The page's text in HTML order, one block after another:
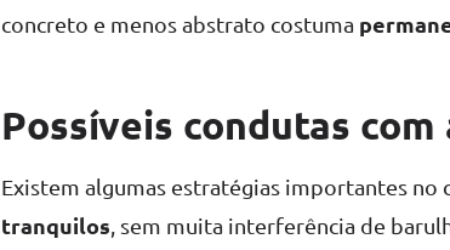
concreto e menos abstrato costuma
Possíveis condutas com
Existem algumas estratégias importantes no
tranquilos , sem muita interferência de